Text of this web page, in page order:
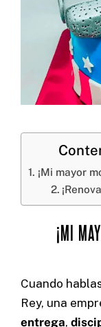
¡Mi mayor
¡MI
Cuando
Rey, una
entrega,